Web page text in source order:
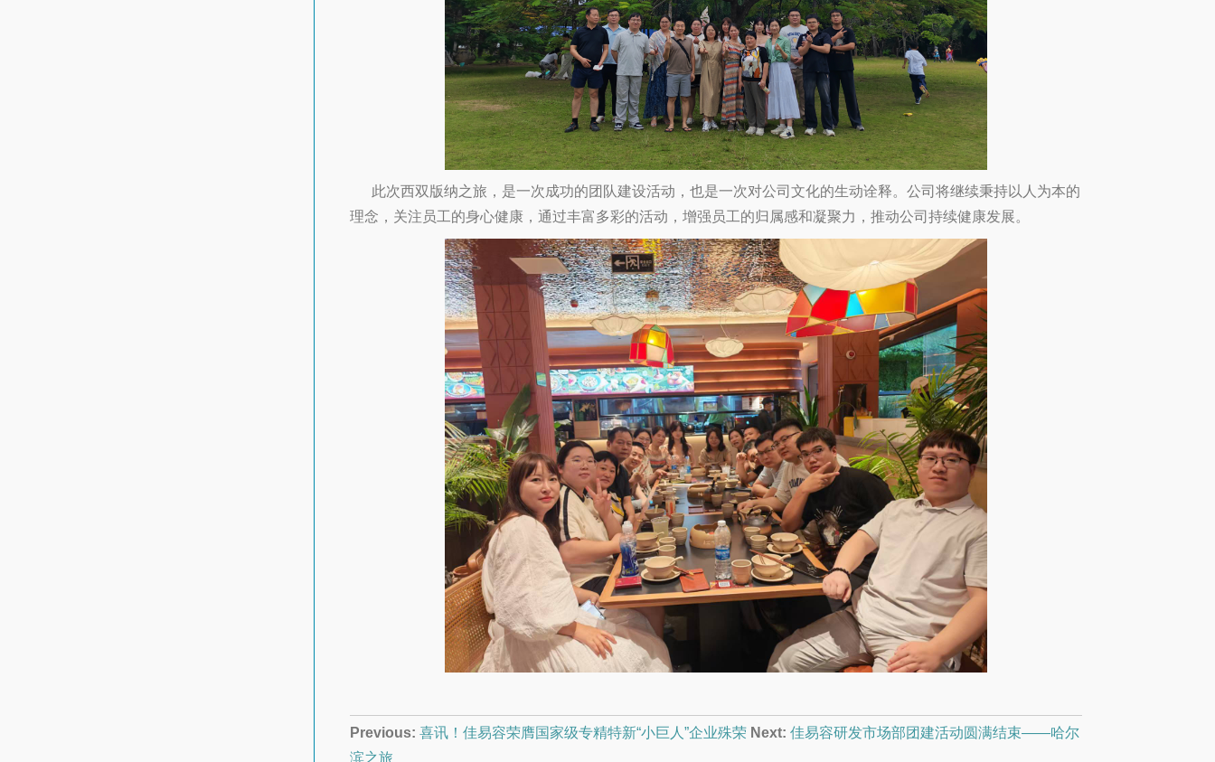
此次西双版纳之旅，是一次成功的团队建设活动，也是一次对公司文化的生动诠释。公司将继续秉持以人为本的
理念，关注员工的身心健康，通过丰富多彩的活动，增强员工的归属感和凝聚力，推动公司持续健康发展。
Previous: 喜讯！佳易容荣膺国家级专精特新“小巨人”企业殊荣 Next: 佳易容研发市场部团建活动圆满结束——哈尔
滨之旅